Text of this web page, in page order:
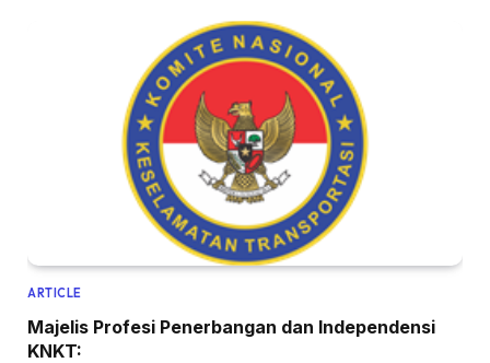
ARTICLE
Majelis Profesi Penerbangan dan Independensi
KNKT: